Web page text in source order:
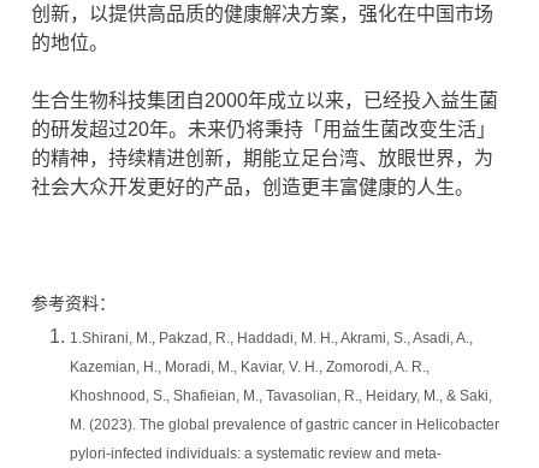
创新，以提供高品质的健康解决方案，强化在中国市场
的地位。
生合生物科技集团自2000年成立以来，已经投入益生菌
的研发超过20年。未来仍将秉持「用益生菌改变生活」
的精神，持续精进创新，期能立足台湾、放眼世界，为
社会大众开发更好的产品，创造更丰富健康的人生。
参考资料：
1.Shirani, M., Pakzad, R., Haddadi, M. H., Akrami, S., Asadi, A.,
Kazemian, H., Moradi, M., Kaviar, V. H., Zomorodi, A. R.,
Khoshnood, S., Shafieian, M., Tavasolian, R., Heidary, M., & Saki,
M. (2023). The global prevalence of gastric cancer in Helicobacter
pylori-infected individuals: a systematic review and meta-